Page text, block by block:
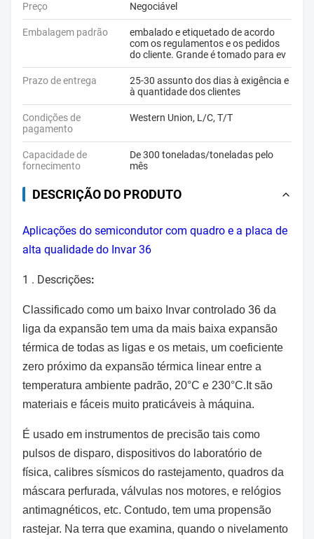
Preço Negociável
Embalagem padrão
embalado e etiquetado de acordo
com os regulamentos e os pedidos
do cliente. Grande é tomado para ev
Prazo de entrega
25-30 assunto dos dias à exigência e
à quantidade dos clientes
Condições de
pagamento
Western Union, L/C, T/T
Capacidade de
fornecimento
De 300 toneladas/toneladas pelo
mês
DESCRIÇÃO DO PRODUTO
Aplicações do semicondutor com quadro e a placa de
alta qualidade do Invar 36
1 . Descrições:
Classificado como um baixo Invar controlado 36 da
liga da expansão tem uma da mais baixa expansão
térmica de todas as ligas e os metais, um coeficiente
zero próximo da expansão térmica linear entre a
temperatura ambiente padrão, 20°C e 230°C.It são
materiais e fáceis muito praticáveis à máquina.
É usado em instrumentos de precisão tais como
pulsos de disparo, dispositivos do laboratório de
física, calibres sísmicos do rastejamento, quadros da
máscara perfurada, válvulas nos motores, e relógios
antimagnéticos, etc. Contudo, tem uma propensão
rastejar. Na terra que examina, quando o nivelamento